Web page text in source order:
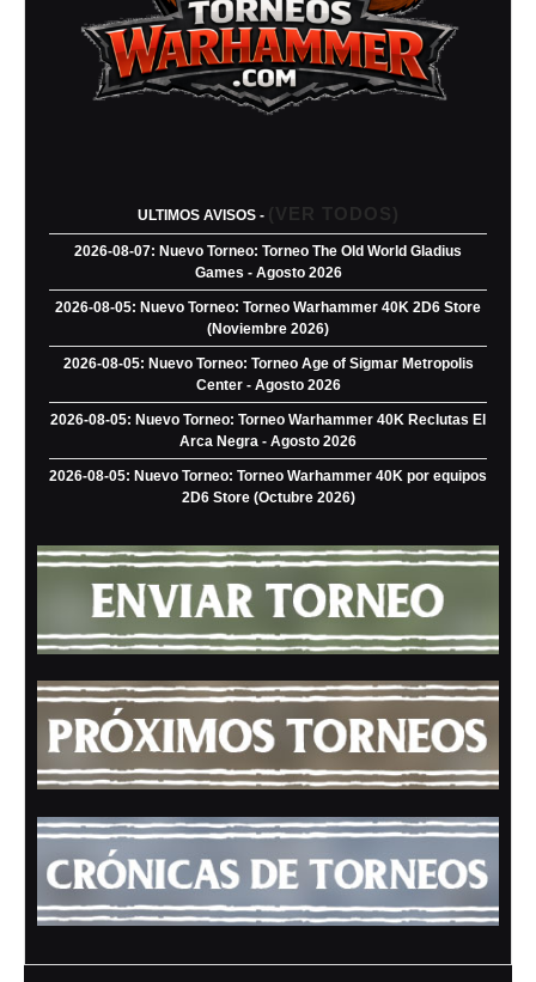
ULTIMOS AVISOS - (VER TODOS)
2026-08-07: Nuevo Torneo: Torneo The Old World Gladius
Games - Agosto 2026
2026-08-05: Nuevo Torneo: Torneo Warhammer 40K 2D6 Store
(Noviembre 2026)
2026-08-05: Nuevo Torneo: Torneo Age of Sigmar Metropolis
Center - Agosto 2026
2026-08-05: Nuevo Torneo: Torneo Warhammer 40K Reclutas El
Arca Negra - Agosto 2026
2026-08-05: Nuevo Torneo: Torneo Warhammer 40K por equipos
2D6 Store (Octubre 2026)